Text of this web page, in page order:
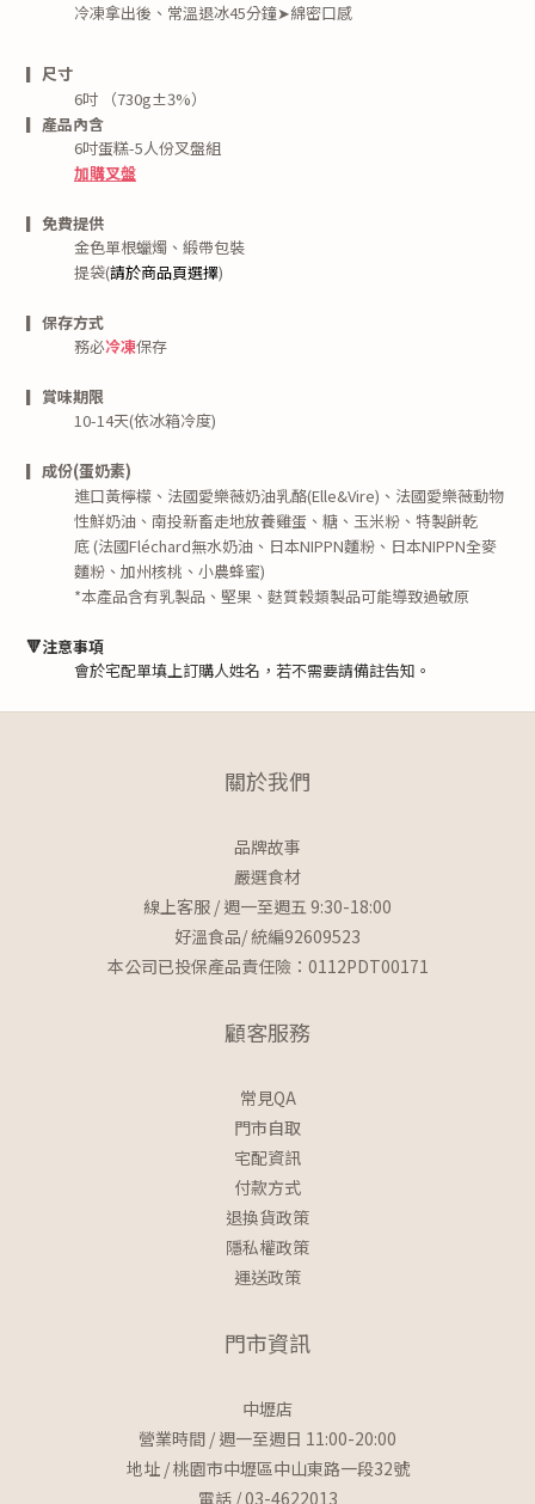
冷凍拿出後、常溫退冰45分鐘➤綿密口感
▎尺寸
6吋 （730g±3%）
▎產品內含
6吋蛋糕-5人份叉盤組
加購叉盤
▎免費提供
金色單根蠟燭、緞帶包裝
提袋(請於商品頁選擇)
▎保存方式
務必冷凍保存
▎賞味期限
10-14天(依冰箱冷度)
▎成份(蛋奶素)
進口黃檸檬、 法國愛樂薇奶油乳酪(Elle&Vire)、 法國愛樂薇動物
性鮮奶油、 南投新畜走地放養雞蛋、糖、玉米粉、 特製餅乾
底(法國Fléchard無水奶油、日本NIPPN麵粉、日本NIPPN全麥
麵粉、加州核桃、小農蜂蜜)
*本產品含有乳製品、堅果、麩質穀類製品可能導致過敏原
🔻注意事項
會於宅配單填上訂購人姓名，若不需要請備註告知。
關於我們
品牌故事
嚴選食材
線上客服 / 週一至週五 9:30-18:00
好溫食品/ 統編92609523
本公司已投保產品責任險：0112PDT00171
顧客服務
常見QA
門市自取
宅配資訊
付款方式
退換貨政策
隱私權政策
運送政策
門市資訊
中壢店
營業時間 / 週一至週日 11:00-20:00
地址 / 桃園市中壢區中山東路一段32號
電話 / 03-4622013